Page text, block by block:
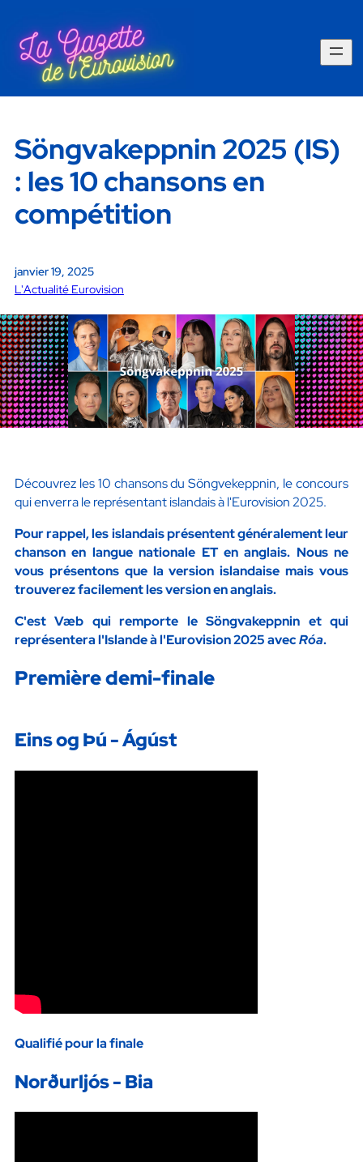
Söngvakeppnin 2025 (IS)
: les 10 chansons en
compétition
janvier 19, 2025
L'Actualité Eurovision
Découvrez les 10 chansons du Söngvekeppnin, le concours
qui enverra le représentant islandais à l'Eurovision 2025.
Pour rappel, les islandais présentent généralement leur
chanson en langue nationale ET en anglais. Nous ne
vous présentons que la version islandaise mais vous
trouverez facilement les version en anglais.
C'est Væb qui remporte le Söngvakeppnin et qui
représentera l'Islande à l'Eurovision 2025 avecRóa.
Première demi-finale
Eins og Þú - Ágúst
Qualifié pour la finale
Norðurljós - Bia